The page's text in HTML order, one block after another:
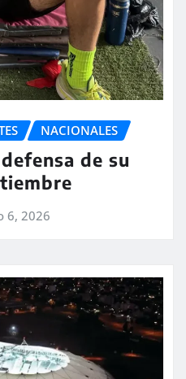
NACIONALES
de su
6, 2026